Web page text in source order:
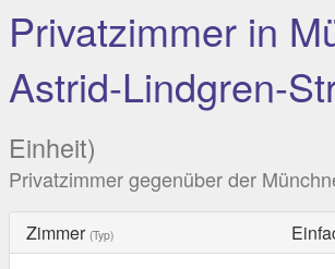
Privatzimmer in
Astrid-Lindgren-
Einheit)
Privatzimmer gegenüber der
Zimmer (Typ)